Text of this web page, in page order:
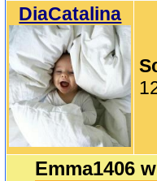
DiaCatalina
Emma1406